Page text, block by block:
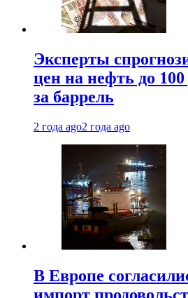
Эксперты
цен на нефть до 100
за баррель
2 года ago2 года ago
В Европе